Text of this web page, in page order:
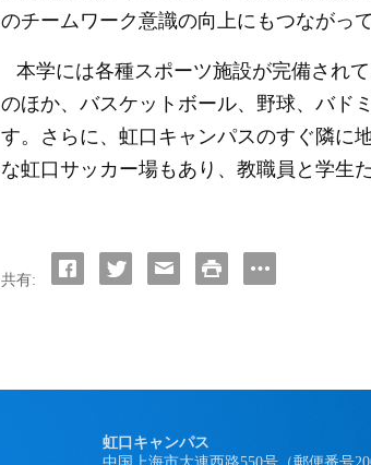
のチームワーク意識の向上にもつながって
本学には各種スポーツ施設が完備され
のほか、バスケットボール、野球、バド
す。さらに、虹口キャンパスのすぐ隣に
な虹口サッカー場もあり、教職員と学生
共有:
虹口キャンパス